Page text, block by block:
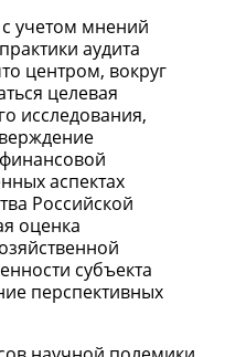
учетом мнений
аудита
центром, вокруг
целевая
исследования,
аспектах
Российской
оценка
субъекта
перспективных